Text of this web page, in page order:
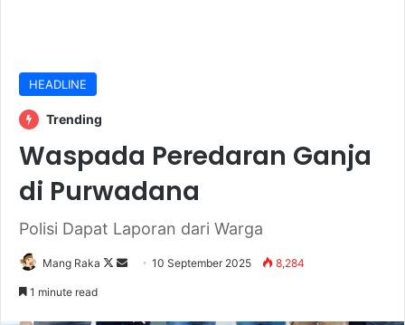
HEADLINE
Trending
Waspada Peredaran Ganja
di Purwadana
Polisi Dapat Laporan dari Warga
Mang Raka
Follow
Send10 September 2025 8,284
1 minute read